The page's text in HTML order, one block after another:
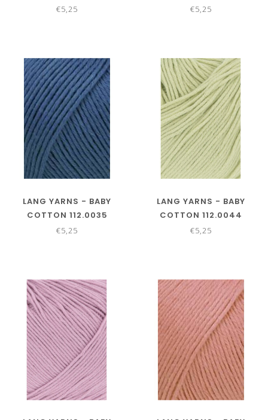
€5,25 €5,25
LANG YARNS - BABY
COTTON 112.0035
€5,25
LANG YARNS - BABY
COTTON 112.0044
€5,25